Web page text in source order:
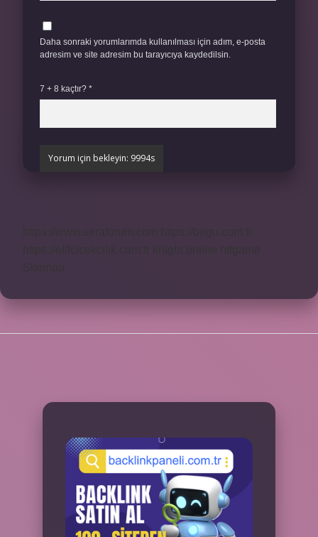
Daha sonraki yorumlarımda kullanılması için adım, e-posta
adresim ve site adresim bu tarayıcıya kaydedilsin.
7 + 8 kaçtır? *